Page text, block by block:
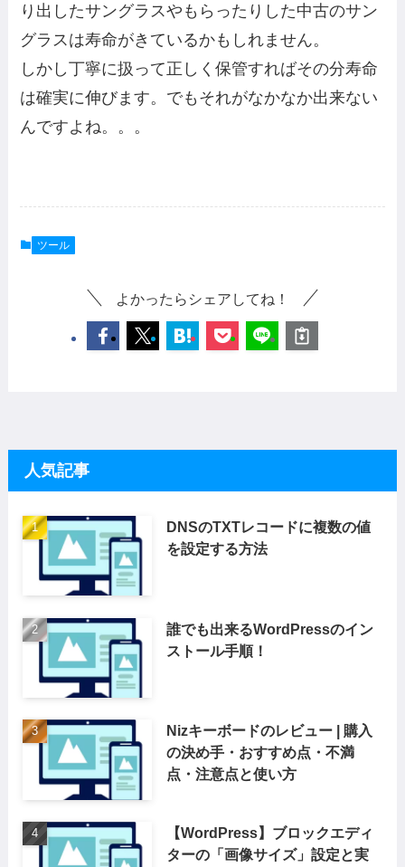
り出したサングラスやもらったりした中古のサン
グラスは寿命がきているかもしれません。
しかし丁寧に扱って正しく保管すればその分寿命
は確実に伸びます。でもそれがなかなか出来ない
んですよね。。。
ツール
よかったらシェアしてね！
人気記事
DNSのTXTレコードに複数の値
を設定する方法
誰でも出来るWordPressのイン
ストール手順！
Nizキーボードのレビュー | 購入
の決め手・おすすめ点・不満
点・注意点と使い方
【WordPress】ブロックエディ
ターの「画像サイズ」設定と実